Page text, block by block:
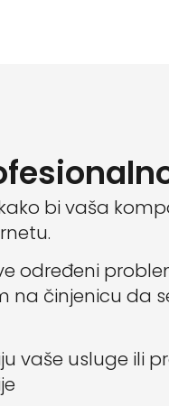
bi vaša
određeni
na činjenicu da
vaše usluge ili